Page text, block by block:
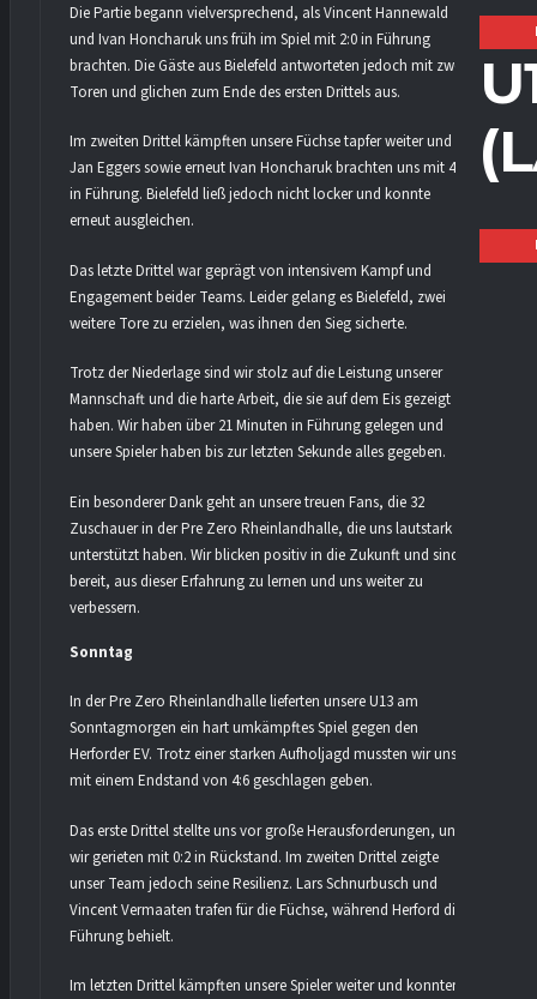
Die Partie begann vielversprechend, als Vincent Hannewald
und Ivan Honcharuk uns früh im Spiel mit 2:0 in Führung
brachten. Die Gäste aus Bielefeld antworteten jedoch mit zwei
Toren und glichen zum Ende des ersten Drittels aus.
Im zweiten Drittel kämpften unsere Füchse tapfer weiter und
Jan Eggers sowie erneut Ivan Honcharuk brachten uns mit 4:2
in Führung. Bielefeld ließ jedoch nicht locker und konnte
erneut ausgleichen.
Das letzte Drittel war geprägt von intensivem Kampf und
Engagement beider Teams. Leider gelang es Bielefeld, zwei
weitere Tore zu erzielen, was ihnen den Sieg sicherte.
Trotz der Niederlage sind wir stolz auf die Leistung unserer
Mannschaft und die harte Arbeit, die sie auf dem Eis gezeigt
haben. Wir haben über 21 Minuten in Führung gelegen und
unsere Spieler haben bis zur letzten Sekunde alles gegeben.
Ein besonderer Dank geht an unsere treuen Fans, die 32
Zuschauer in der Pre Zero Rheinlandhalle, die uns lautstark
unterstützt haben. Wir blicken positiv in die Zukunft und sind
bereit, aus dieser Erfahrung zu lernen und uns weiter zu
verbessern.
Sonntag
In der Pre Zero Rheinlandhalle lieferten unsere U13 am
Sonntagmorgen ein hart umkämpftes Spiel gegen den
Herforder EV. Trotz einer starken Aufholjagd mussten wir uns
mit einem Endstand von 4:6 geschlagen geben.
Das erste Drittel stellte uns vor große Herausforderungen, und
wir gerieten mit 0:2 in Rückstand. Im zweiten Drittel zeigte
unser Team jedoch seine Resilienz. Lars Schnurbusch und
Vincent Vermaaten trafen für die Füchse, während Herford die
Führung behielt.
Im letzten Drittel kämpften unsere Spieler weiter und konnten